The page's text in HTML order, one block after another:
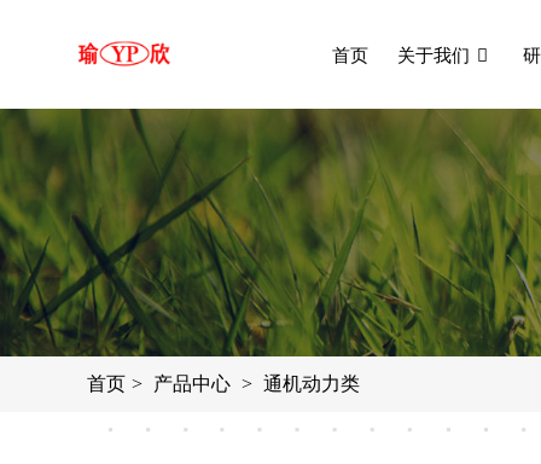
首页 关于我们
首页 产品中心 通机动力类